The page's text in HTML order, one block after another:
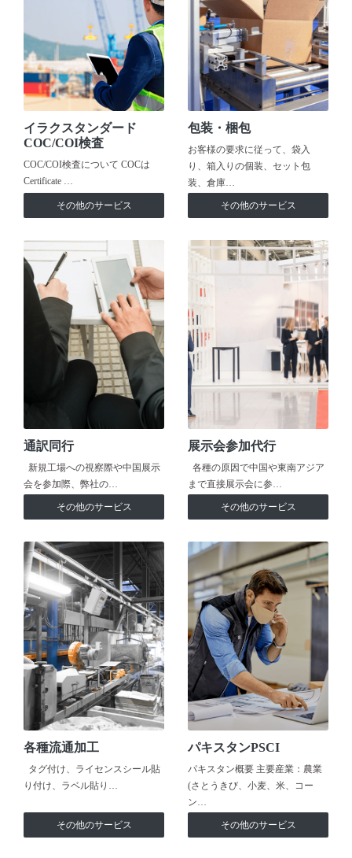
イラクスタンダード
COC/COI検査
COC/COI検査について COCは
Certificate …
その他のサービス
包装・梱包
お客様の要求に従って、袋入
り、箱入りの個装、セット包
装、倉庫…
その他のサービス
通訳同行
新規工場への視察際や中国展示
会を参加際、弊社の…
その他のサービス
展示会参加代行
各種の原因で中国や東南アジア
まで直接展示会に参…
その他のサービス
各種流通加工
タグ付け、ライセンスシール貼
り付け、ラベル貼り…
その他のサービス
パキスタンPSCI
パキスタン概要 主要産業：農業
(さとうきび、小麦、米、コー
ン…
その他のサービス